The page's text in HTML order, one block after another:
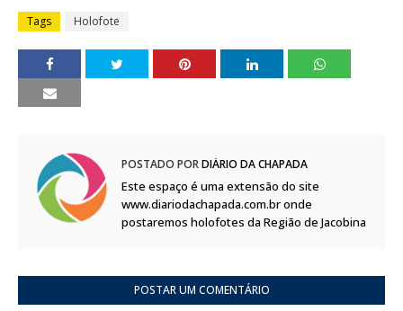
Tags Holofote
POSTADO PORDIÁRIO DA CHAPADA
Este espaço é uma extensão do site
www.diariodachapada.com.br onde
postaremos holofotes da Região de Jacobina
POSTAR UM COMENTÁRIO